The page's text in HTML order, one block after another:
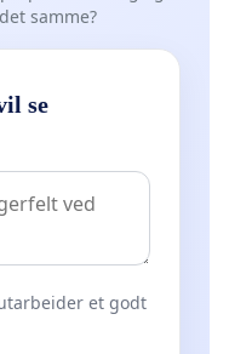
samme?
se
et godt